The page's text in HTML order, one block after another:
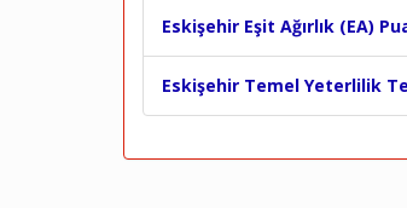
Eskişehir Eşit Ağırlık (EA)
Eskişehir Temel Yeterlilik